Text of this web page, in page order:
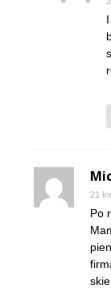
21
Po